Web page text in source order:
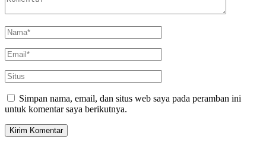
Simpan nama, email, dan situs web saya pada peramban ini
untuk komentar saya berikutnya.